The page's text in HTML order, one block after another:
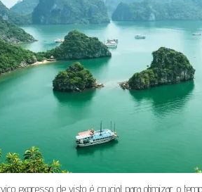
expresso de visto é crucial para otimizar o